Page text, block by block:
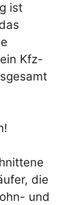
ist
Kfz-
die
und